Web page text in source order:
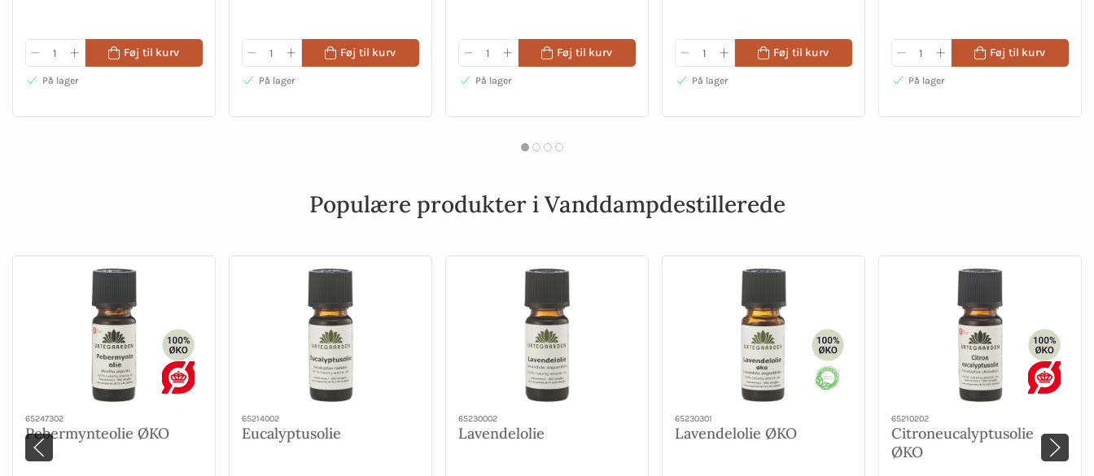
Føj til kurv
På lager
Føj til kurv
På lager
Føj til kurv
På lager
Føj til kurv
På lager
Føj til kurv
På lager
Populære produkter i Vanddampdestillerede
65247302
Pebermynteolie ØKO
65214002
Eucalyptusolie
65230002
Lavendelolie
65230301
Lavendelolie ØKO
65210202
Citroneucalyptusolie
ØKO